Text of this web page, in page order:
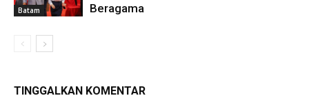
Batam
Beragama
TINGGALKAN KOMENTAR